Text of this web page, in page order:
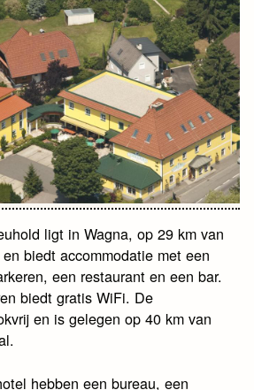
ligt in Wagna, op 29 km van
biedt accommodatie met een
een restaurant en een bar.
biedt gratis WiFi. De
en is gelegen op 40 km van
hebben een bureau, een